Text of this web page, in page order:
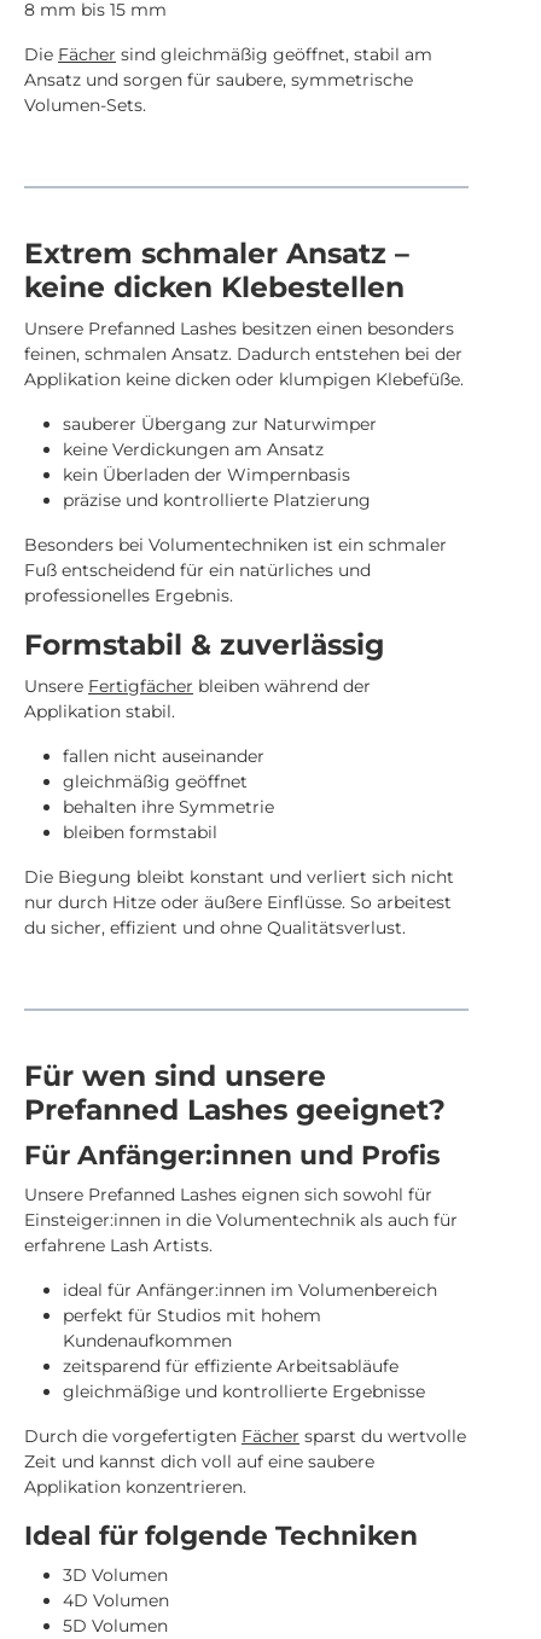
8 mm bis 15 mm
Die Fächer sind gleichmäßig geöffnet, stabil am
Ansatz und sorgen für saubere, symmetrische
Volumen-Sets.
Extrem schmaler Ansatz –
keine dicken Klebestellen
Unsere Prefanned Lashes besitzen einen besonders
feinen, schmalen Ansatz. Dadurch entstehen bei der
Applikation keine dicken oder klumpigen Klebefüße.
sauberer Übergang zur Naturwimper
keine Verdickungen am Ansatz
kein Überladen der Wimpernbasis
präzise und kontrollierte Platzierung
Besonders bei Volumentechniken ist ein schmaler
Fuß entscheidend für ein natürliches und
professionelles Ergebnis.
Formstabil & zuverlässig
Unsere Fertigfächer bleiben während der
Applikation stabil.
fallen nicht auseinander
gleichmäßig geöffnet
behalten ihre Symmetrie
bleiben formstabil
Die Biegung bleibt konstant und verliert sich nicht
nur durch Hitze oder äußere Einflüsse. So arbeitest
du sicher, effizient und ohne Qualitätsverlust.
Für wen sind unsere
Prefanned Lashes geeignet?
Für Anfänger:innen und Profis
Unsere Prefanned Lashes eignen sich sowohl für
Einsteiger:innen in die Volumentechnik als auch für
erfahrene Lash Artists.
ideal für Anfänger:innen im Volumenbereich
perfekt für Studios mit hohem
Kundenaufkommen
zeitsparend für effiziente Arbeitsabläufe
gleichmäßige und kontrollierte Ergebnisse
Durch die vorgefertigten Fächer sparst du wertvolle
Zeit und kannst dich voll auf eine saubere
Applikation konzentrieren.
Ideal für folgende Techniken
3D Volumen
4D Volumen
5D Volumen